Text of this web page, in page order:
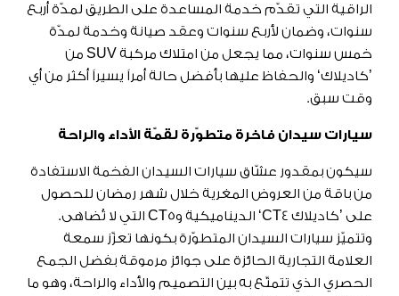
الراقية التي تقدّم خدمة المساعدة على الطريق لمدّة أربع
سنوات، وضمان لأربع سنوات وعقد صيانة وخدمة لمدّة
خمس سنوات، مما يجعل من امتلاك مركبة SUV من
’كاديلاك‘ والحفاظ عليها بأفضل حالة أمراً يسيراً أكثر من أي
وقت سبق.
سيارات سيدان فاخرة متطوّرة لقمّة الأداء والراحة
سيكون بمقدور عشّاق سيارات السيدان الفخمة الاستفادة
من باقة من العروض المغرية خلال شهر رمضان للحصول
على ’كاديلاك CT4‘ الديناميكية وCT5 التي لا تُضاهى.
وتتميّز سيارات السيدان المتطوّرة بكونها تعزّز سمعة
العلامة التجارية الحائزة على جوائز مرموقة بفضل الجمع
الحصري الذي تتمتّع به بين التصميم والأداء والراحة، وهو ما